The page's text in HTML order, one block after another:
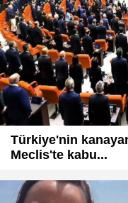
Türkiye'nin
Meclis'te kabu...